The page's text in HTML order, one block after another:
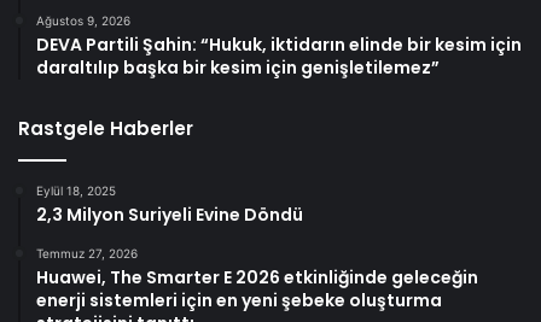
Ağustos 9, 2026
DEVA Partili Şahin: “Hukuk, iktidarın elinde bir kesim için
daraltılıp başka bir kesim için genişletilemez”
Rastgele Haberler
Eylül 18, 2025
2,3 Milyon Suriyeli Evine Döndü
Temmuz 27, 2026
Huawei, The Smarter E 2026 etkinliğinde geleceğin
enerji sistemleri için en yeni şebeke oluşturma